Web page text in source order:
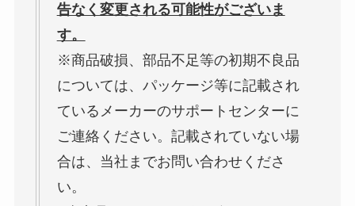
告なく変更される可能性がございま
す。
※商品破損、部品不足等の初期不良品
については、パッケージ等に記載され
ているメーカーのサポートセンターに
ご連絡ください。記載されていない場
合は、当社までお問い合わせくださ
い。